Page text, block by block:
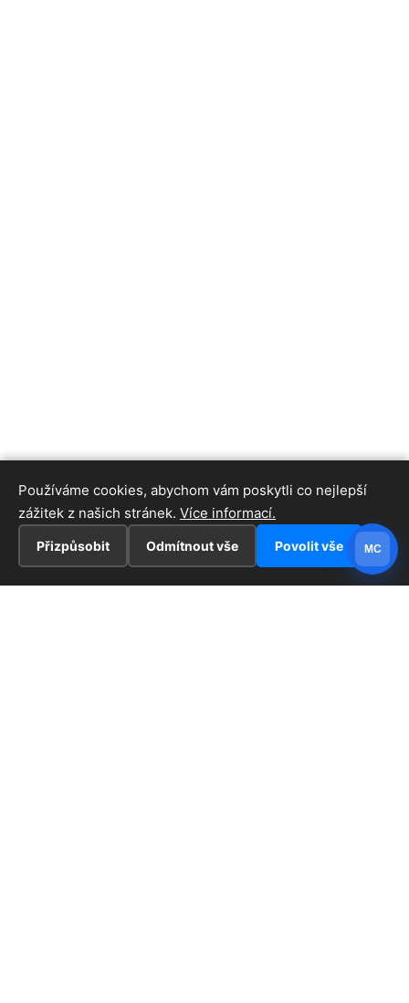
Používáme cookies, abychom vám poskytli co nejlepší
zážitek z našich stránek. Více informací.
Přizpůsobit Odmítnout vše Povolit vše MC